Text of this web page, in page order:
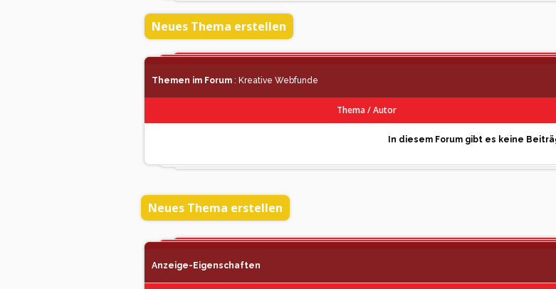
Neues Thema erstellen
Themen im Forum : Kreative Webfunde
Thema/Autor
In diesem Forum gibt es keine
Neues Thema erstellen
Anzeige-Eigenschaften